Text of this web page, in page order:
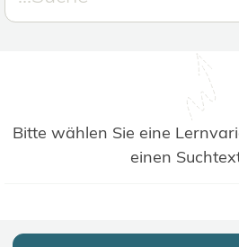
Bitte wählen Sie eine
einen